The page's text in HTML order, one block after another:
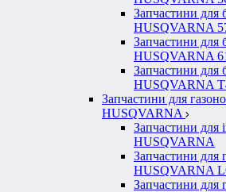
Запчастини для
HUSQVARNA
Запчастини для
HUSQVARNA
Запчастини для
HUSQVARNA
Запчастини для
HUSQVARNA
Запчастини для
HUSQVARNA
Запчастини для
HUSQVARNA
Запчастини для